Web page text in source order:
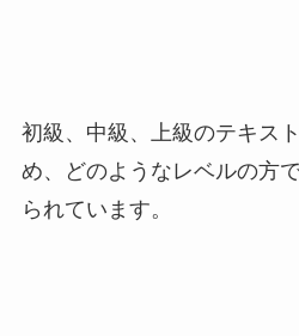
初級、中級、上級のテキス
め、どのようなレベルの方
られています。